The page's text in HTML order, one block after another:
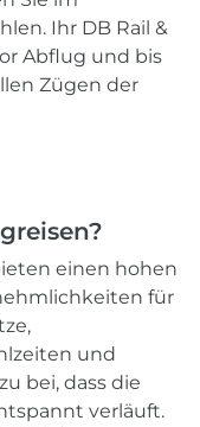
Ihr DB Rail &
Abflug und bis
Zügen der
einen hohen
für
und
bei, dass die
verläuft.